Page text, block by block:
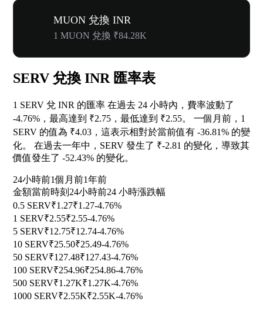
MUON 兌換 INR
1 MUON 兌換 ₹84.28K
SERV 兌換 INR 匯率表
1 SERV 兌 INR 的匯率 在過去 24 小時內，費率波動了
-4.76% ，最高達到 ₹2.75，最低達到 ₹2.55。 一個月前，1
SERV 的值為 ₹4.03，這表示相對於當前值有 -36.81% 的變
化。 在過去一年中，SERV 發生了 ₹-2.81 的變化，導致其
價值發生了 -52.43% 的變化。
24小時前1個月前1年前
金額當前時刻 24小時前24 小時漲跌幅
0.5 SERV₹1.27₹1.27-4.76%
1 SERV₹2.55₹2.55-4.76%
5 SERV₹12.75₹12.74-4.76%
10 SERV₹25.50₹25.49-4.76%
50 SERV₹127.48₹127.43-4.76%
100 SERV₹254.96₹254.86-4.76%
500 SERV₹1.27K₹1.27K-4.76%
1000 SERV₹2.55K₹2.55K-4.76%